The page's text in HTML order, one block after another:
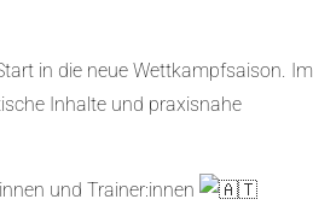
in die neue Wettkampfsaison. Im
Inhalte und praxisnahe
und Trainer:innen